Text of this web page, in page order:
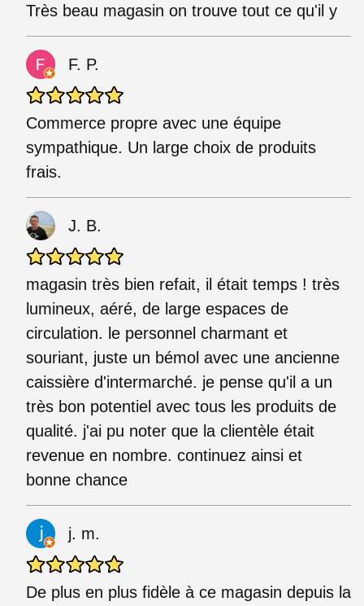
Très beau magasin on trouve tout ce qu'il y
F. P.
Commerce propre avec une équipe
sympathique. Un large choix de produits
frais.
J. B.
magasin très bien refait, il était temps ! très
lumineux, aéré, de large espaces de
circulation. le personnel charmant et
souriant, juste un bémol avec une ancienne
caissière d'intermarché. je pense qu'il a un
très bon potentiel avec tous les produits de
qualité. j'ai pu noter que la clientèle était
revenue en nombre. continuez ainsi et
bonne chance
j. m.
De plus en plus fidèle à ce magasin depuis la